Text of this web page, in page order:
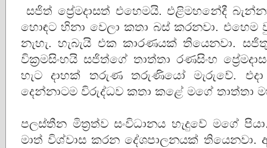
සජිත් ප්‍රේමදාසත් එහෙමයි. එළිමහනේදී
හොඳට හිනා වෙලා කතා බස් කරනවා.
නැහැ. හැබැයි එක කාරණයක් තියෙනවා.
වික්‍රමසිංහයි සජිත්ගේ තාත්තා රණසිංහ
හැට දාහක් තරුණ තරුණියෝ මැරුවේ.
දෙන්නාටම විරුද්ධව කතා කළේ මගේ තාත්තා
පලස්තීන මිත්‍රත්ව සංවිධානය හැදුවේ මගේ
මාත් විශ්වාස කරන දේශපාලනයක් තියෙනවා.